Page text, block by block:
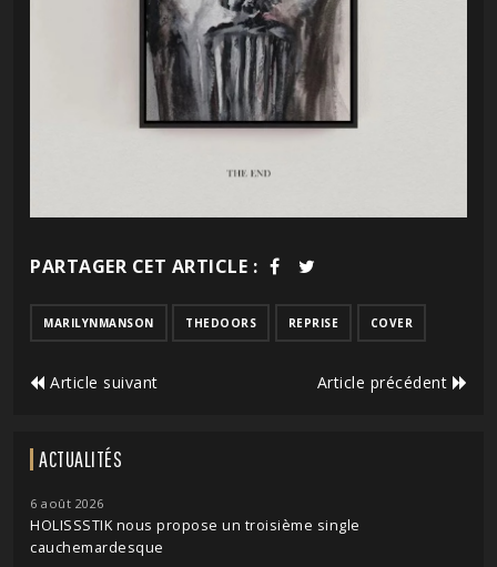
PARTAGER CET ARTICLE :
MARILYNMANSON THEDOORS REPRISE COVER
Article suivant Article précédent
ACTUALITÉS
6 août 2026
HOLISSSTIK nous propose un troisième single
cauchemardesque